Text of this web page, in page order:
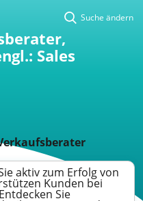
Suche ändern
Sales
aktiv zum Erfolg von
Kunden bei
Sie